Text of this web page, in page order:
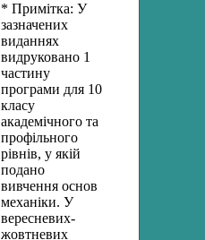
* Примітка: У
зазначених
виданнях
видруковано 1
частину
програми для 10
класу
академічного та
профільного
рівнів, у якій
подано
вивчення основ
механіки. У
вересневих-
жовтневих